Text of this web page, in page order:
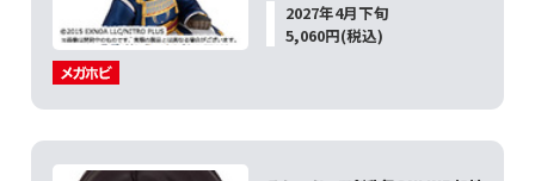
2027年4月下旬
5,060円(税込)